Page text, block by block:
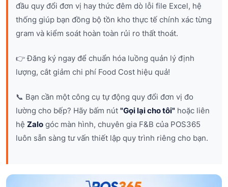
đầu quy đổi đơn vị hay thức đêm dò lỗi file Excel, hệ
thống giúp bạn đồng bộ tồn kho thực tế chính xác từng
gram và kiểm soát hoàn toàn rủi ro thất thoát.
👉 Đăng ký ngay để chuẩn hóa luồng quản lý định
lượng, cắt giảm chi phí Food Cost hiệu quả!
📞 Bạn cần một công cụ tự động quy đổi đơn vị đo
lường cho bếp? Hãy bấm nút "Gọi lại cho tôi" hoặc liên
hệ Zalo góc màn hình, chuyên gia F&B của POS365
luôn sẵn sàng tư vấn thiết lập quy trình riêng cho bạn.